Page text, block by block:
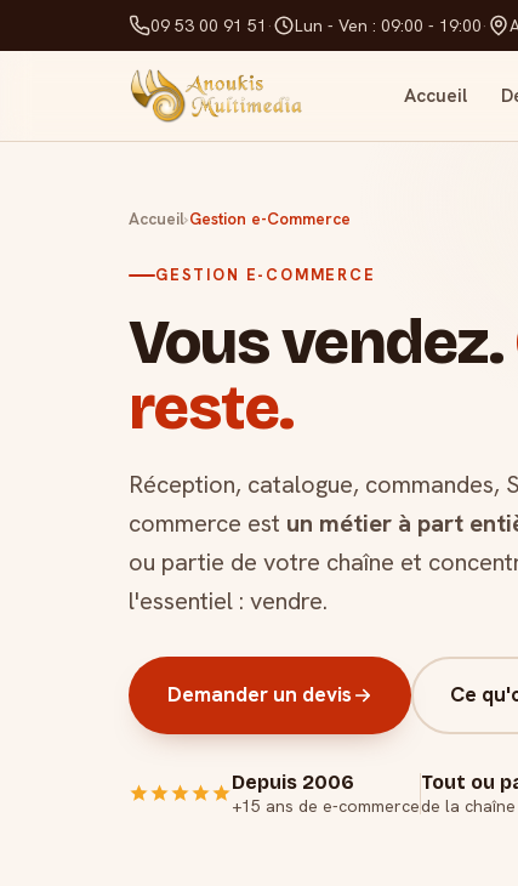
09 53 00 91 51 · Lun - Ven : 09:00 - 19:00·
Accueil
Accueil›Gestion e-Commerce
GESTION E-COMMERCE
Vous vendez.
reste.
Réception, catalogue, commandes,
commerce est un métier à part
ou partie de votre chaîne et
l'essentiel : vendre.
Demander un devis Ce
Depuis 2006
+15 ans de e-commerce
Tout ou
de la chaîne